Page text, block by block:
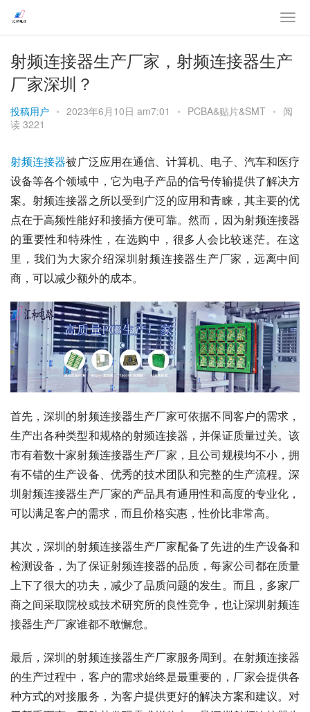
射频连接器生产厂家，射频连接器生产
厂家深圳？
投稿用户 • 2023年6月10日 am7:01 • PCBA&贴片&SMT • 阅
读 3221
射频连接器被广泛应用在通信、计算机、电子、汽车和医疗
设备等各个领域中，它为电子产品的信号传输提供了解决方
案。射频连接器之所以受到广泛的应用和青睐，其主要的优
点在于高频性能好和接插方便可靠。然而，因为射频连接器
的重要性和特殊性，在选购中，很多人会比较迷茫。在这
里，我们为大家介绍深圳射频连接器生产厂家，远离中间
商，可以减少额外的成本。
首先，深圳的射频连接器生产厂家可依据不同客户的需求，
生产出各种类型和规格的射频连接器，并保证质量过关。该
市有着数十家射频连接器生产厂家，且公司规模均不小，拥
有不错的生产设备、优秀的技术团队和完整的生产流程。深
圳射频连接器生产厂家的产品具有通用性和高度的专业化，
可以满足客户的需求，而且价格实惠，性价比非常高。
其次，深圳的射频连接器生产厂家配备了先进的生产设备和
检测设备，为了保证射频连接器的品质，每家公司都在质量
上下了很大的功夫，减少了品质问题的发生。而且，多家厂
商之间采取院校或技术研究所的良性竞争，也让深圳射频连
接器生产厂家谁都不敢懈怠。
最后，深圳的射频连接器生产厂家服务周到。在射频连接器
的生产过程中，客户的需求始终是最重要的，厂家会提供各
种方式的对接服务，为客户提供更好的解决方案和建议。对